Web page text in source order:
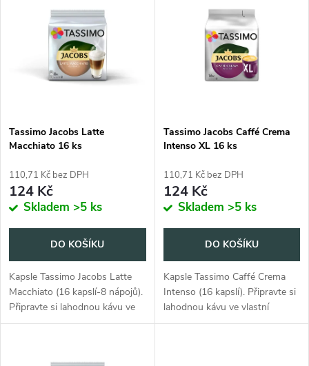
p
r
o
u
k
Abecedně
s
p
r
o
d
u
k
Tassimo Jacobs Latte
Macchiato 16 ks
110,71 Kč bez DPH
124 Kč
Skladem >5 ks
DO KOŠÍKU
Kapsle Tassimo Jacobs Latte
Macchiato (16 kapslí-8 nápojů).
Připravte si lahodnou kávu ve
vlastní domácnosti.
Tassimo Jacobs Caffé Crema
Intenso XL 16 ks
110,71 Kč bez DPH
124 Kč
Skladem >5 ks
DO KOŠÍKU
Kapsle Tassimo Caffé Crema
Intenso (16 kapslí). Připravte si
lahodnou kávu ve vlastní
domácnosti.